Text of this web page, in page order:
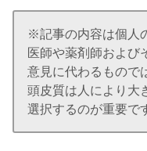
※記事の内容は個人
医師や薬剤師および
意見に代わるもので
頭皮質は人により大
選択するのが重要で